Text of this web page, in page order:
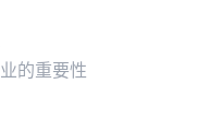
的重要性